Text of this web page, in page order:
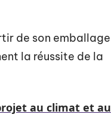
de son emballage
la réussite de la
au climat et au